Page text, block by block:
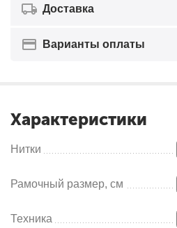
Доставка
Варианты оплаты
Характеристики
Нитки
Рамочный размер, см
Техника